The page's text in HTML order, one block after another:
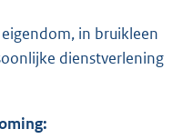
in bruikleen
dienstverlening